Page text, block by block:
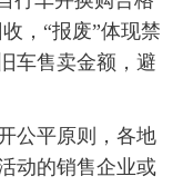
，“报废”体现禁
车售卖金额，避
平原则，各地
动的销售企业或